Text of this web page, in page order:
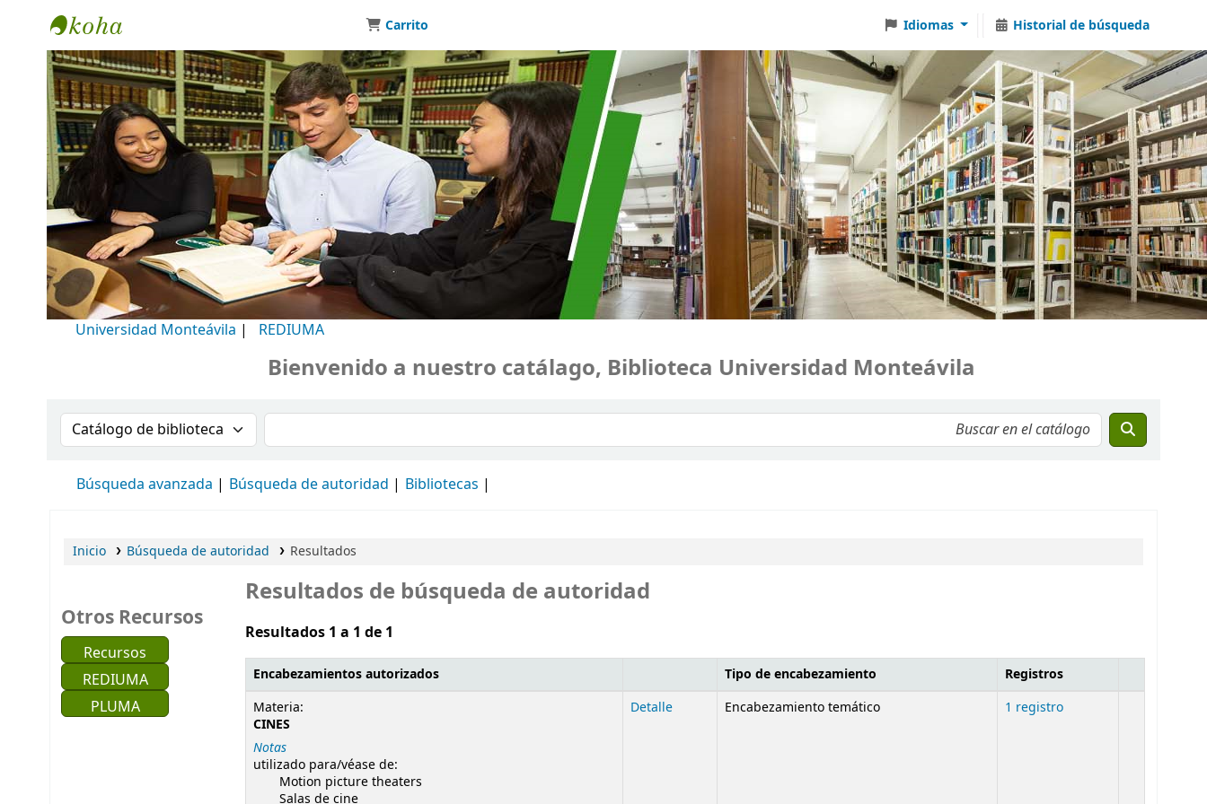
Biblioteca Universidad Monteávila
Carrito Idiomas Historial de búsqueda
Universidad Monteávila | REDIUMA
Bienvenido a nuestro catálago, Biblioteca Universidad Monteávila
Buscar en el catálogo por:Buscar en el catálogo
Búsqueda avanzada Búsqueda de autoridad Bibliotecas
Inicio Búsqueda de autoridad Resultados
Otros Recursos
Recursos
REDIUMA
PLUMA
Resultados de búsqueda de autoridad
Resultados 1 a 1 de 1
Resultados de búsqueda de autoridad
Encabezamientos autorizados Tipo de encabezamiento
Registros
Materia:
CINES
Notas
utilizado para/véase de:
Motion picture theaters
Salas de cine
Detalle Encabezamiento temático 1 registro